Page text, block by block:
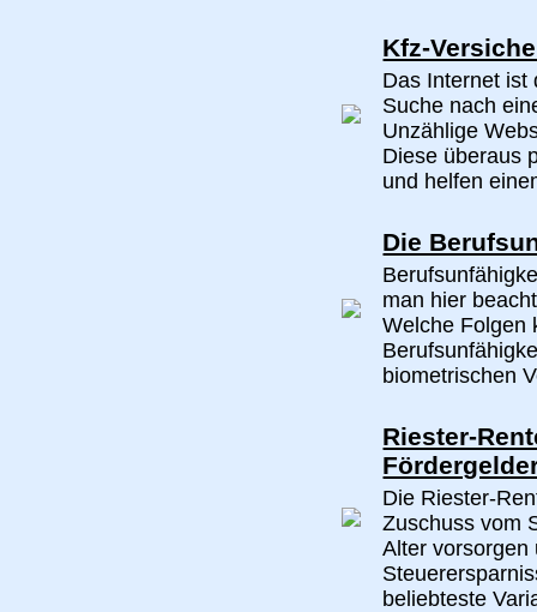
Kfz-
Das Internet ist
Suche nach
Unzählige
Diese überaus
und helfen
Die
man hier
Welche Folgen
biometrischen
Riester-
Die Riester-
Zuschuss vom
Alter vorsorgen
beliebteste